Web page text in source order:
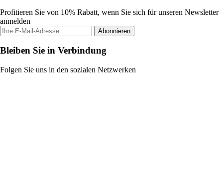
Profitieren Sie von 10% Rabatt, wenn Sie sich für unseren Newsletter
anmelden
Abonnieren
Bleiben Sie in Verbindung
Folgen Sie uns in den sozialen Netzwerken